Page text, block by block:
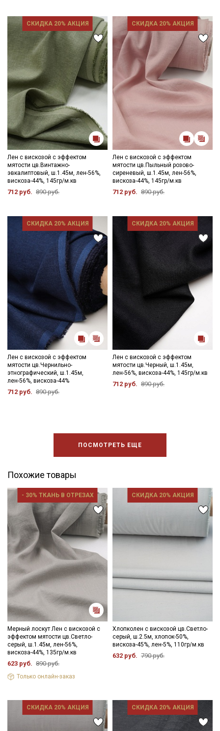
СКИДКА 20% АКЦИЯ
Лен с вискозой с эффектом
мятости цв.Винтажно-
эвкалиптовый, ш.1.45м, лен-56%,
вискоза-44%, 145гр/м.кв
712 руб. 890 руб.
СКИДКА 20% АКЦИЯ
Лен с вискозой с эффектом
мятости цв.Пыльный розово-
сиреневый, ш.1.45м, лен-56%,
вискоза-44%, 145гр/м.кв
712 руб. 890 руб.
СКИДКА 20% АКЦИЯ
Лен с вискозой с эффектом
мятости цв.Чернильно-
этнографический, ш.1.45м,
лен-56%, вискоза-44%
712 руб. 890 руб.
СКИДКА 20% АКЦИЯ
Лен с вискозой с эффектом
мятости цв.Черный, ш.1.45м,
лен-56%, вискоза-44%, 145гр/м.кв
712 руб. 890 руб.
ПОСМОТРЕТЬ ЕЩЕ
Похожие товары
- 30% ТКАНЬ В ОТРЕЗАХ
Мерный лоскут Лен с вискозой с
эффектом мятости цв.Светло-
серый, ш.1.45м, лен-56%,
вискоза-44%, 135гр/м.кв
623 руб. 890 руб.
Только онлайн-заказ
СКИДКА 20% АКЦИЯ
Хлопколен с вискозой цв.Светло-
серый, ш.2.5м, хлопок-50%,
вискоза-45%, лен-5%, 110гр/м.кв
632 руб. 790 руб.
СКИДКА 20% АКЦИЯ СКИДКА 20% АКЦИЯ
категории тканей
Электронная почта
Подписаться
Ознакомлен(а) сПолитикой обработки персональных
данныхи даюСогласие на обработку персональных
данных
ДаюСогласие на получение рекламных и
информационных рассылок